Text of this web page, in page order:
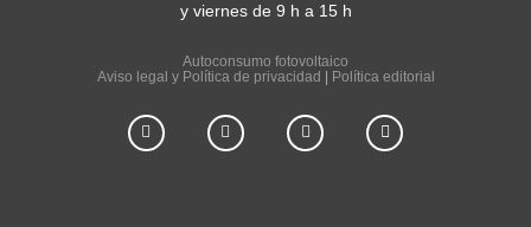
y viernes de 9 h a 15 h
Autoconsumo fotovoltaico
Aviso legal y Política de privacidad | Política editorial